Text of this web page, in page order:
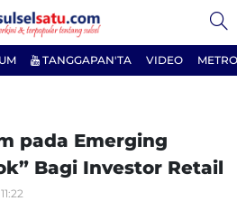
TANGGAPAN'TA VIDEO
pada Emerging
Bagi Investor Retail